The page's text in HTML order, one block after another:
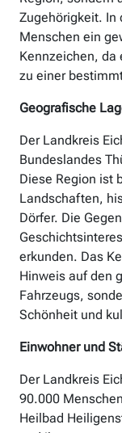
Zugehörigkeit. In
Menschen ein
Kennzeichen, da
zu einer
Geografische
Der Landkreis
Bundeslandes
Diese Region ist
Landschaften,
Dörfer. Die
erkunden. Das
Hinweis auf den
Fahrzeugs,
Schönheit und
Einwohner und
Der Landkreis
90.000
Heilbad